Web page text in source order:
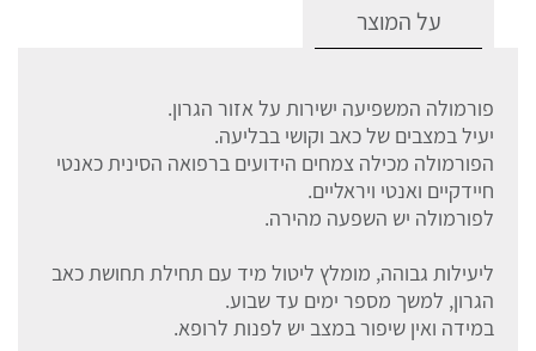
על המוצר
פורמולה המשפיעה ישירות על אזור הגרון.
יעיל במצבים של כאב וקושי בבליעה.
הפורמולה מכילה צמחים הידועים ברפואה הסינית כאנטי
חיידקיים ואנטי ויראליים.
לפורמולה יש השפעה מהירה.
ליעילות גבוהה, מומלץ ליטול מיד עם תחילת תחושת כאב
הגרון, למשך מספר ימים עד שבוע.
במידה ואין שיפור במצב יש לפנות לרופא.